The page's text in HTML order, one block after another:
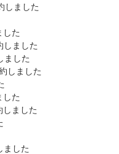
しました
た
ました
ました
しました
た
ました
した